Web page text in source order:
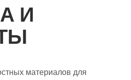
И
материалов для